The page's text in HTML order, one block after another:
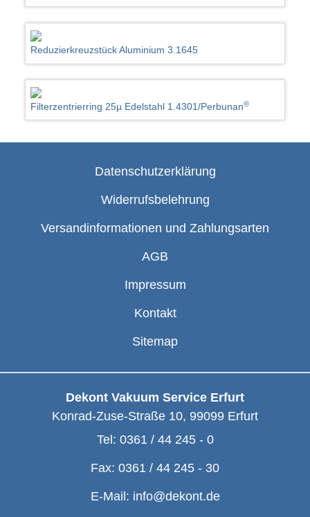
Reduzierkreuzstück Aluminium 3.1645
Filterzentrierring 25µ Edelstahl 1.4301/Perbunan®
Datenschutzerklärung
Widerrufsbelehrung
Versandinformationen und Zahlungsarten
AGB
Impressum
Kontakt
Sitemap
Dekont Vakuum Service Erfurt
Konrad-Zuse-Straße 10, 99099 Erfurt
Tel: 0361 / 44 245 - 0
Fax: 0361 / 44 245 - 30
E-Mail: info@dekont.de